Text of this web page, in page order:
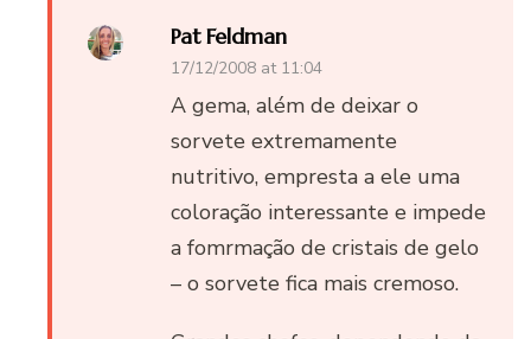
Pat Feldman
17/12/2008 at 11:04
A gema, além de deixar o
sorvete extremamente
nutritivo, empresta a ele uma
coloração interessante e impede
a fomrmação de cristais de gelo
– o sorvete fica mais cremoso.